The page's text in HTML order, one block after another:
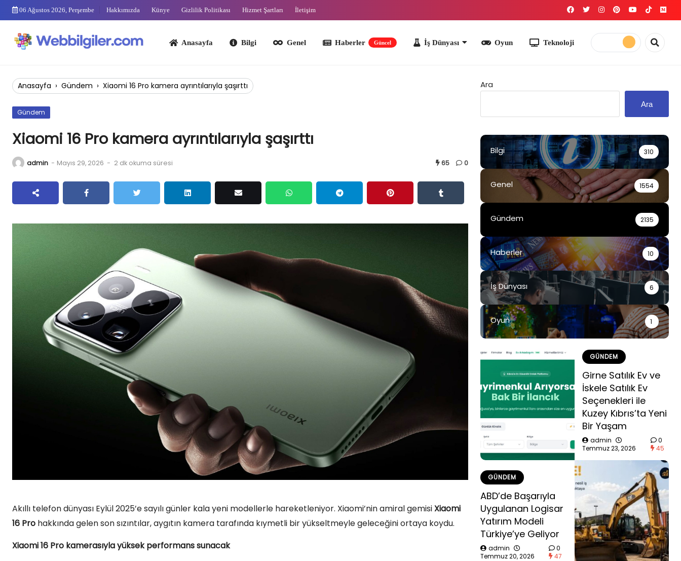
Skip
06 Ağustos 2026, Perşembe Hakkımızda Künye Gizlilik Politikası Hizmet Şartları İletişim
Anasayfa Bilgi Genel Haberler İş Dünyası Teknoloji
Anasayfa › Gündem › Xiaomi 16 Pro kamera ayrıntılarıyla şaşırttı
Gündem
Xiaomi 16 Pro kamera ayrıntılarıyla şaşırttı
admin - Mayıs 29, 2026 - 2 dk okuma süresi 65 0
Akıllı telefon dünyası Eylül 2025’e sayılı günler kala yeni modellerle hareketleniyor. Xiaomi’nin amiral gemisiXiaomi
16 Pro hakkında gelen son sızıntılar, aygıtın kamera tarafında kıymetli bir yükseltmeyle geleceğini ortaya koydu.
Xiaomi 16 Pro kamerasıyla yüksek performans sunacak
Ara
Ara
Bilgi 310
Genel 1554
Gündem 2135
Haberler 10
İş Dünyası 6
Oyun 1
GÜNDEM
Girne Satılık Ev ve
İskele Satılık Ev
Seçenekleri ile
Kuzey Kıbrıs’ta Yeni
Bir Yaşam
admin
Temmuz 23, 2026
0
45
GÜNDEM
ABD’de Başarıyla
Uygulanan Logisar
Yatırım Modeli
Türkiye’ye Geliyor
admin
Temmuz 20, 2026
0
47